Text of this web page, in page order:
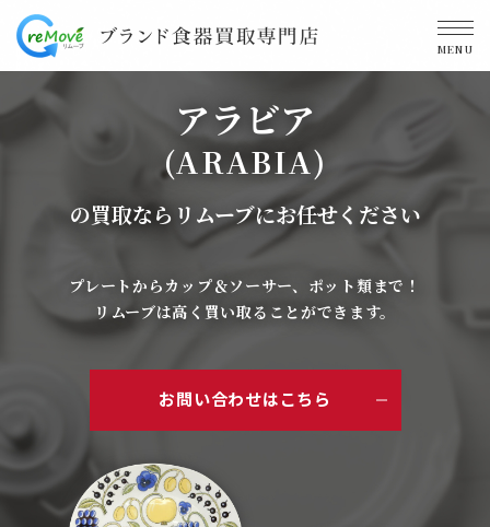
MENU
アラビア
(ARABIA)
の買取ならリムーブにお任せください
プレートからカップ＆ソーサー、ポット類まで！
リムーブは高く買い取ることができます。
お問い合わせはこちら